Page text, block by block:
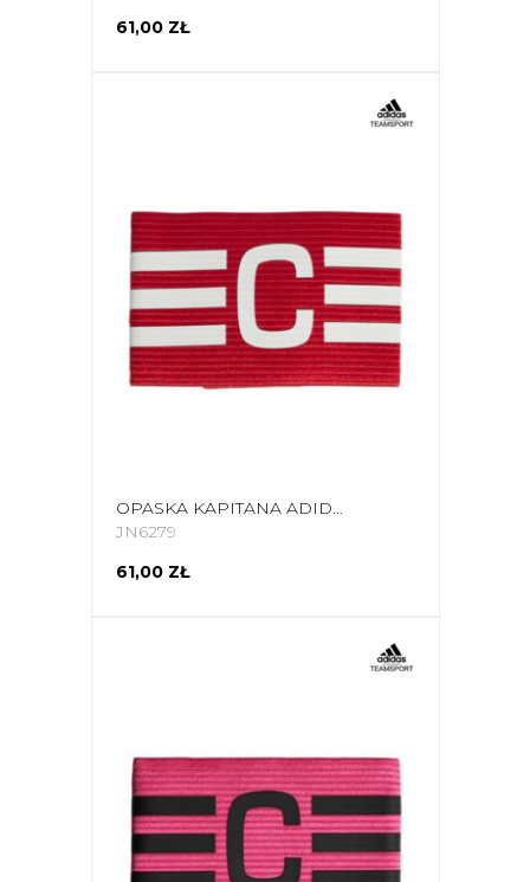
61,00 ZŁ
OPASKA KAPITANA ADIDAS TIRO LEAGUE CAPTAIN'S CZERWONA JN6279
JN6279
61,00 ZŁ